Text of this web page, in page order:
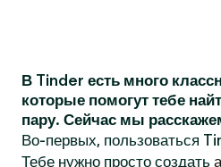
В Tinder есть много
которые помогут тебе
пару. Сейчас мы
Во-первых, пользоваться
Тебе нужно просто создать